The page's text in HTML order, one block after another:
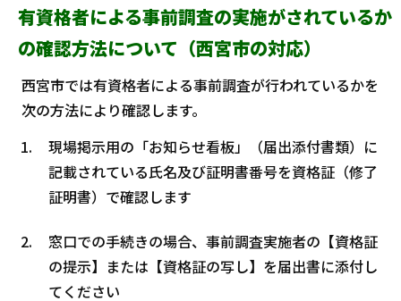
有資格者による事前調査の実施がされているか
の確認方法について（西宮市の対応）
西宮市では有資格者による事前調査が行われているかを
次の方法により確認します。
現場掲示用の「お知らせ看板」（届出添付書類）に
記載されている氏名及び証明書番号を資格証（修了
証明書）で確認します
窓口での手続きの場合、事前調査実施者の【資格証
の提示】または【資格証の写し】を届出書に添付し
てください